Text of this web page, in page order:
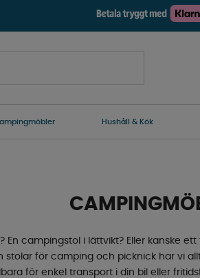
Hushåll & Kök
En campingstol i lättvikt? Eller kanske
för camping och picknick har vi
för enkel transport i din bil eller